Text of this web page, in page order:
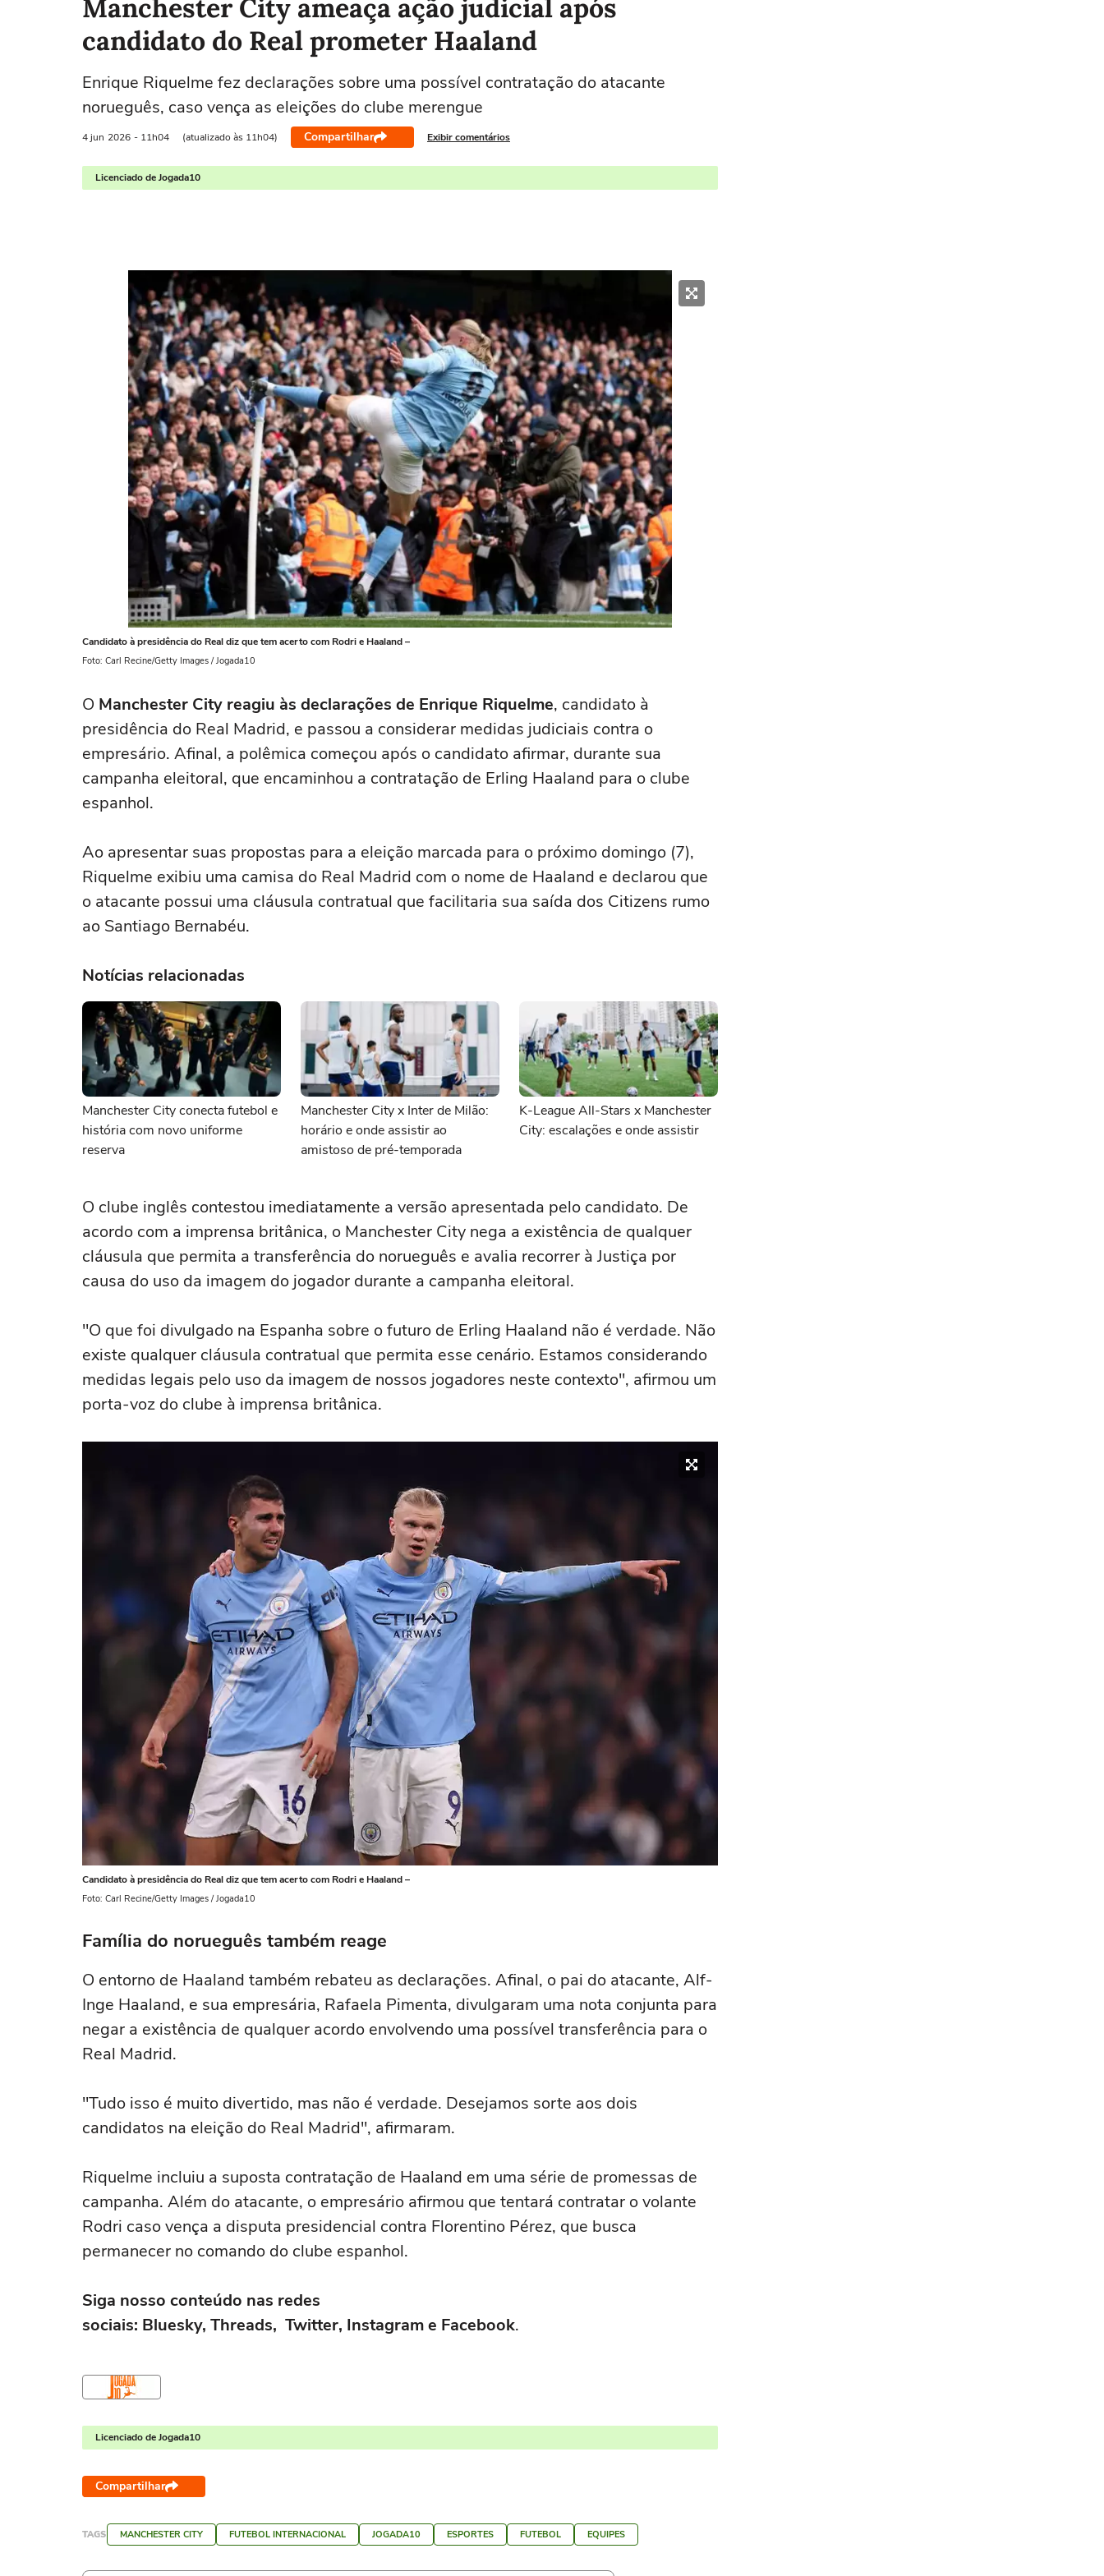
Manchester City ameaça ação judicial após
candidato do Real prometer Haaland
Enrique Riquelme fez declarações sobre uma possível contratação do atacante
norueguês, caso vença as eleições do clube merengue
4 jun 2026 - 11h04 (atualizado às 11h04) Compartilhar Exibir comentários
Licenciado de Jogada10
Candidato à presidência do Real diz que tem acerto com Rodri e Haaland –
Foto: Carl Recine/Getty Images / Jogada10
O Manchester City reagiu às declarações de Enrique Riquelme, candidato à
presidência do Real Madrid, e passou a considerar medidas judiciais contra o
empresário. Afinal, a polêmica começou após o candidato afirmar, durante sua
campanha eleitoral, que encaminhou a contratação de Erling Haaland para o clube
espanhol.
Ao apresentar suas propostas para a eleição marcada para o próximo domingo (7),
Riquelme exibiu uma camisa do Real Madrid com o nome de Haaland e declarou que
o atacante possui uma cláusula contratual que facilitaria sua saída dos Citizens rumo
ao Santiago Bernabéu.
Notícias relacionadas
Manchester City conecta futebol e
história com novo uniforme
reserva
Manchester City x Inter de Milão:
horário e onde assistir ao
amistoso de pré-temporada
K-League All-Stars x Manchester
City: escalações e onde assistir
O clube inglês contestou imediatamente a versão apresentada pelo candidato. De
acordo com a imprensa britânica, o Manchester City nega a existência de qualquer
cláusula que permita a transferência do norueguês e avalia recorrer à Justiça por
causa do uso da imagem do jogador durante a campanha eleitoral.
"O que foi divulgado na Espanha sobre o futuro de Erling Haaland não é verdade. Não
existe qualquer cláusula contratual que permita esse cenário. Estamos considerando
medidas legais pelo uso da imagem de nossos jogadores neste contexto", afirmou um
porta-voz do clube à imprensa britânica.
Candidato à presidência do Real diz que tem acerto com Rodri e Haaland –
Foto: Carl Recine/Getty Images / Jogada10
Família do norueguês também reage
O entorno de Haaland também rebateu as declarações. Afinal, o pai do atacante, Alf-
Inge Haaland, e sua empresária, Rafaela Pimenta, divulgaram uma nota conjunta para
negar a existência de qualquer acordo envolvendo uma possível transferência para o
Real Madrid.
"Tudo isso é muito divertido, mas não é verdade. Desejamos sorte aos dois
candidatos na eleição do Real Madrid", afirmaram.
Riquelme incluiu a suposta contratação de Haaland em uma série de promessas de
campanha. Além do atacante, o empresário afirmou que tentará contratar o volante
Rodri caso vença a disputa presidencial contra Florentino Pérez, que busca
permanecer no comando do clube espanhol.
Siga nosso conteúdo nas redes
sociais: Bluesky, Threads, Twitter, Instagram e Facebook.
Licenciado de Jogada10
Compartilhar
TAGS MANCHESTER CITY FUTEBOL INTERNACIONAL JOGADA10 ESPORTES FUTEBOL EQUIPES